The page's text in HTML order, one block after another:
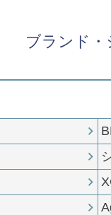
ブランド・